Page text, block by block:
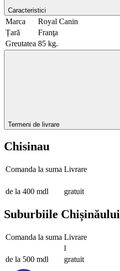
Caracteristici
Marca
Royal Canin
Țară
Franţa
Greutatea 85 kg.
Termeni de livrare
Chisinau
Comanda la suma Livrare
de la 400 mdl gratuit
Suburbiile Chișinăului
Comanda la suma Livrare
l
de la 500 mdl
gratuit